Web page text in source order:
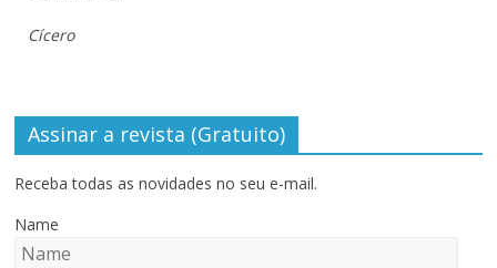
Cícero
Assinar a revista (Gratuito)
Receba todas as novidades no seu e-mail.
Name